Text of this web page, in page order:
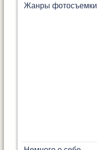
Жанры фотосъемки